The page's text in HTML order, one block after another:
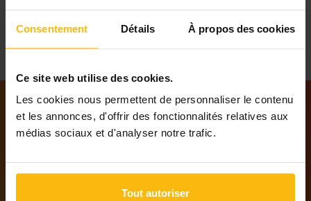
Consentement Détails À propos des cookies
Ce site web utilise des cookies.
Les cookies nous permettent de personnaliser le contenu
et les annonces, d'offrir des fonctionnalités relatives aux
médias sociaux et d'analyser notre trafic.
Tout autoriser
ÉVÉNEMENT
Notre newsletter
Tenez-vous au courant des dernières
informations de MonASBL.be